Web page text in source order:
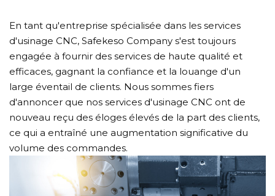
En tant qu'entreprise spécialisée dans les services
d'usinage CNC, Safekeso Company s'est toujours
engagée à fournir des services de haute qualité et
efficaces, gagnant la confiance et la louange d'un
large éventail de clients. Nous sommes fiers
d'annoncer que nos services d'usinage CNC ont de
nouveau reçu des éloges élevés de la part des clients,
ce qui a entraîné une augmentation significative du
volume des commandes.